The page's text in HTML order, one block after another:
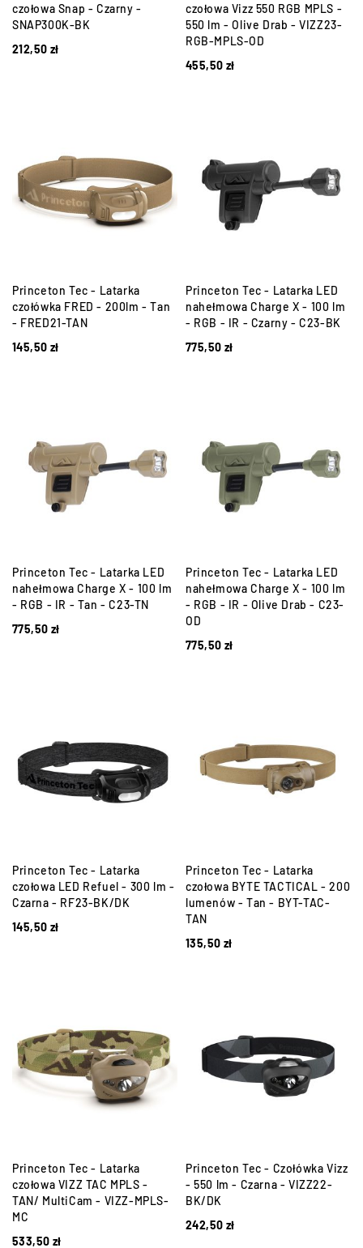
czołowa Snap - Czarny -
SNAP300K-BK
212,50 zł
czołowa Vizz 550 RGB MPLS -
550 lm - Olive Drab - VIZZ23-
RGB-MPLS-OD
455,50 zł
Princeton Tec - Latarka
czołówka FRED - 200lm - Tan
- FRED21-TAN
145,50 zł
Princeton Tec - Latarka LED
nahełmowa Charge X - 100 lm
- RGB - IR - Czarny - C23-BK
775,50 zł
Princeton Tec - Latarka LED
nahełmowa Charge X - 100 lm
- RGB - IR - Tan - C23-TN
775,50 zł
Princeton Tec - Latarka LED
nahełmowa Charge X - 100 lm
- RGB - IR - Olive Drab - C23-
OD
775,50 zł
Princeton Tec - Latarka
czołowa LED Refuel - 300 lm -
Czarna - RF23-BK/DK
145,50 zł
Princeton Tec - Latarka
czołowa BYTE TACTICAL - 200
lumenów - Tan - BYT-TAC-
TAN
135,50 zł
Princeton Tec - Latarka
czołowa VIZZ TAC MPLS -
TAN/ MultiCam - VIZZ-MPLS-
MC
533,50 zł
Princeton Tec - Czołówka Vizz
- 550 lm - Czarna - VIZZ22-
BK/DK
242,50 zł